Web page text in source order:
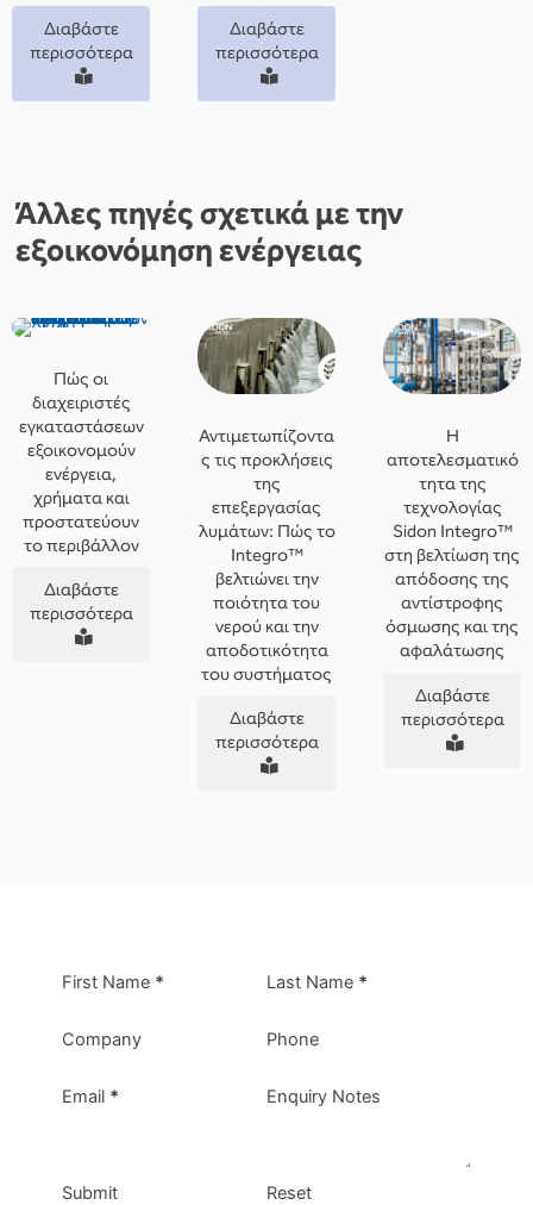
Διαβάστε
περισσότερα
Διαβάστε
περισσότερα
Άλλες πηγές σχετικά με την
εξοικονόμηση ενέργειας
Πώς οι
διαχειριστές
εγκαταστάσεων
εξοικονομούν
ενέργεια,
χρήματα και
προστατεύουν
το περιβάλλον
Διαβάστε
περισσότερα
Αντιμετωπίζοντα
ς τις προκλήσεις
της
επεξεργασίας
λυμάτων: Πώς το
Integro™
βελτιώνει την
ποιότητα του
νερού και την
αποδοτικότητα
του συστήματος
Διαβάστε
περισσότερα
Η
αποτελεσματικό
τητα της
τεχνολογίας
Sidon Integro™
στη βελτίωση της
απόδοσης της
αντίστροφης
όσμωσης και της
αφαλάτωσης
Διαβάστε
περισσότερα
First Name * Last Name *
Company Phone
Email * Enquiry Notes
Submit
Reset